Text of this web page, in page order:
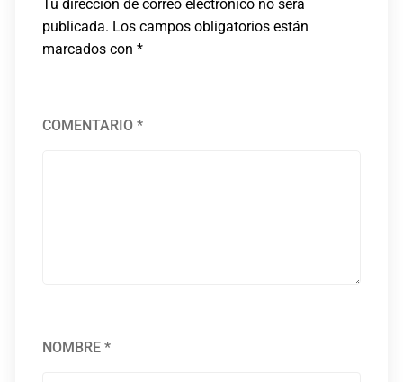
Tu dirección de correo electrónico no será
publicada. Los campos obligatorios están
marcados con*
COMENTARIO*
NOMBRE*